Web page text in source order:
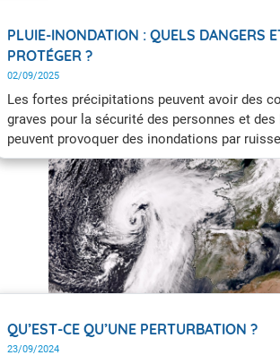
PLUIE-INONDATION : QUELS DANGERS
PROTÉGER ?
02/09/2025
Les fortes précipitations peuvent avoir des
graves pour la sécurité des personnes et des
peuvent provoquer des inondations par
débordement des cours d’eau, mais aussi
terrain, des coulées de boues et des laves
de débris). Afin de se protéger, il est
dangers et les bons réflexes à adopter.
QU’EST-CE QU’UNE PERTURBATION ?
23/09/2024